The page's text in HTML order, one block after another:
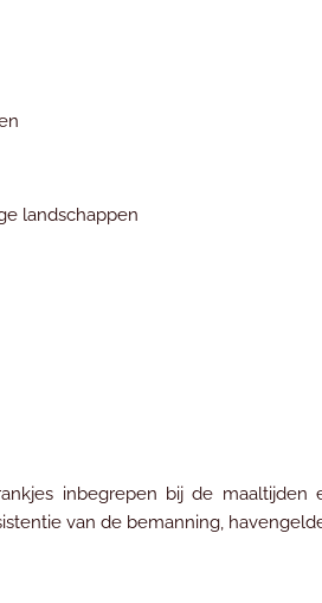
landschappen
inbegrepen bij de
van de bemanning,